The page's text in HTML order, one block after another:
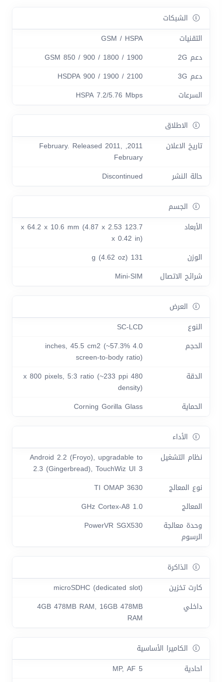
الشبكات
التقنيات
GSM / HSPA
دعم 2G
GSM 850 / 900 / 1800 / 1900
دعم 3G
HSDPA 900 / 1900 / 2100
السرعات
HSPA 7.2/5.76 Mbps
الاطلاق
تاريخ الاعلان
2011, February. Released 2011,
February
حالة النشر
Discontinued
الجسم
الأبعاد
123.7 x 64.2 x 10.6 mm (4.87 x 2.53
x 0.42 in)
الوزن
131 g (4.62 oz)
شرائح الاتصال
Mini-SIM
العرض
النوع
SC-LCD
الحجم
4.0 inches, 45.5 cm2 (~57.3%
screen-to-body ratio)
الدقة
480 x 800 pixels, 5:3 ratio (~233 ppi
density)
الحماية
Corning Gorilla Glass
الأداء
نظام التشغيل
Android 2.2 (Froyo), upgradable to
2.3 (Gingerbread), TouchWiz UI 3
نوع المعالج
TI OMAP 3630
المعالج
1.0 GHz Cortex-A8
وحدة معالجة
الرسوم
PowerVR SGX530
الذاكرة
كارت تخزين
microSDHC (dedicated slot)
داخلي
4GB 478MB RAM, 16GB 478MB
RAM
الكاميرا الأساسية
احادية
5 MP, AF